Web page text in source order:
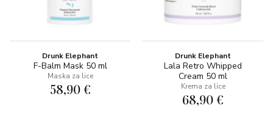
Drunk Elephant
F-Balm Mask 50 ml
Maska za lice
58,90 €
Drunk Elephant
Lala Retro Whipped
Cream 50 ml
Krema za lice
68,90 €